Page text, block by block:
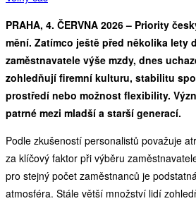
PRAHA, 4. ČERVNA 2026 – Priority
mění. Zatímco ještě před několika lety
zaměstnavatele výše mzdy, dnes
zohledňují firemní kulturu, stabilitu
prostředí nebo možnost flexibility.
patrné mezi mladší a starší generací.
Podle zkušeností personalistů považuje
za klíčový faktor při výběru
pro stejný počet zaměstnanců je
atmosféra. Stále větší množství lidí